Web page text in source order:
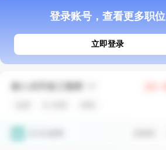
登录账号，查看更多职位
立即登录